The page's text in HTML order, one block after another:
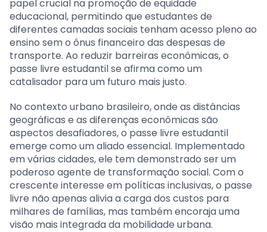
papel crucial na promoção de equidade
educacional, permitindo que estudantes de
diferentes camadas sociais tenham acesso pleno ao
ensino sem o ônus financeiro das despesas de
transporte. Ao reduzir barreiras econômicas, o
passe livre estudantil se afirma como um
catalisador para um futuro mais justo.
No contexto urbano brasileiro, onde as distâncias
geográficas e as diferenças econômicas são
aspectos desafiadores, o passe livre estudantil
emerge como um aliado essencial. Implementado
em várias cidades, ele tem demonstrado ser um
poderoso agente de transformação social. Com o
crescente interesse em políticas inclusivas, o passe
livre não apenas alivia a carga dos custos para
milhares de famílias, mas também encoraja uma
visão mais integrada da mobilidade urbana.